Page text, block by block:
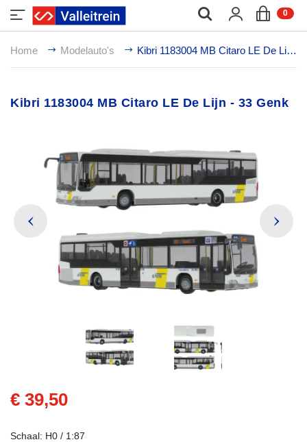
0;
Home Modelauto's Kibri 1183004 MB Citaro LE De Lijn - 33 Genk
Kibri 1183004 MB Citaro LE De Lijn - 33 Genk
€ 39,50
Schaal: H0 / 1:87